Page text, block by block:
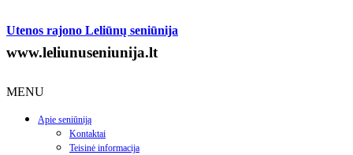
Utenos rajono Leliūnų seniūnija
www.leliunuseniunija.lt
MENU
Apie seniūniją
Kontaktai
Teisinė informacija